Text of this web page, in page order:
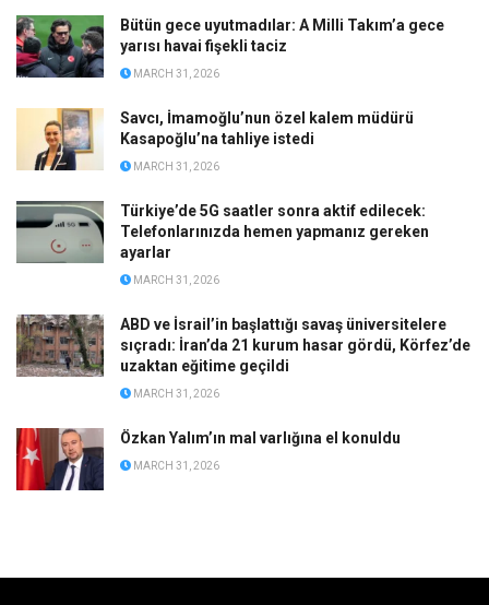
Bütün gece uyutmadılar: A Milli Takım’a gece
yarısı havai fişekli taciz
MARCH 31, 2026
Savcı, İmamoğlu’nun özel kalem müdürü
Kasapoğlu’na tahliye istedi
MARCH 31, 2026
Türkiye’de 5G saatler sonra aktif edilecek:
Telefonlarınızda hemen yapmanız gereken
ayarlar
MARCH 31, 2026
ABD ve İsrail’in başlattığı savaş üniversitelere
sıçradı: İran’da 21 kurum hasar gördü, Körfez’de
uzaktan eğitime geçildi
MARCH 31, 2026
Özkan Yalım’ın mal varlığına el konuldu
MARCH 31, 2026